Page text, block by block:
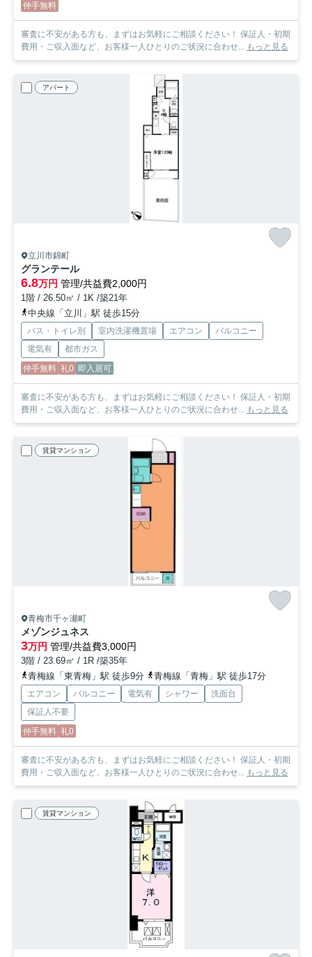
仲手無料
審査に不安がある方も、まずはお気軽にご相談ください！ 保証人・初期
費用・ご収入面など、お客様一人ひとりのご状況に合わせ... もっと見る
アパート
立川市錦町
グランテール
6.8万円 管理/共益費2,000円
1階 / 26.50㎡ / 1K /築21年
中央線「立川」駅 徒歩15分
バス・トイレ別 室内洗濯機置場 エアコン
バルコニー
電気有
都市ガス
仲手無料 礼0 即入居可
審査に不安がある方も、まずはお気軽にご相談ください！ 保証人・初期
費用・ご収入面など、お客様一人ひとりのご状況に合わせ... もっと見る
賃貸マンション
青梅市千ヶ瀬町
メゾンジュネス
3万円 管理/共益費3,000円
3階 / 23.69㎡ / 1R /築35年
青梅線「東青梅」駅 徒歩9分
青梅線「青梅」駅 徒歩17分
エアコン バルコニー 電気有 シャワー
洗面台
保証人不要
仲手無料 礼0
審査に不安がある方も、まずはお気軽にご相談ください！ 保証人・初期
費用・ご収入面など、お客様一人ひとりのご状況に合わせ... もっと見る
賃貸マンション